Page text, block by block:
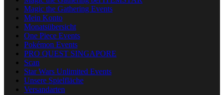
Magic the Gathering Events
Mein Konto
Monatsübersicht
One Piece Events
Pokémon Events
PRO QUEST SINGAPORE
Scan
Star Wars Unlimited Events
Unsere Spielfläche
Versandarten